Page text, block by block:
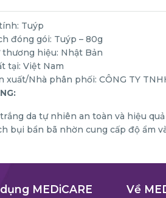
Tuýp
đóng gói: Tuýp – 80g
thương hiệu: Nhật Bản
tại: Việt Nam
xuất/Nhà phân phối: CÔNG TY
da tự nhiên an toàn và hiệu
bụi bẩn bã nhờn cung cấp độ ẩm
MEDiCARE Về